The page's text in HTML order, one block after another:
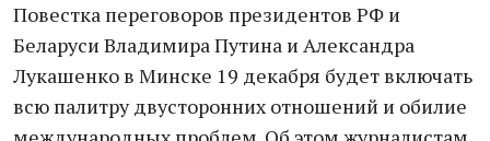
Повестка переговоров президентов РФ и
Беларуси Владимира Путина и Александра
Лукашенко в Минске 19 декабря будет включать
всю палитру двусторонних отношений и обилие